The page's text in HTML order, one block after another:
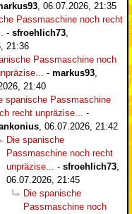
, 06.07.2026, 21:35
Passmaschine noch recht
- sfroehlich73,
21:36
Passmaschine noch
- markus93,
21:40
spanische Passmaschine
recht unpräzise... -
, 06.07.2026, 21:42
Die spanische
Passmaschine noch recht
unpräzise... - sfroehlich73,
06.07.2026, 21:45
Die spanische
Passmaschine noch